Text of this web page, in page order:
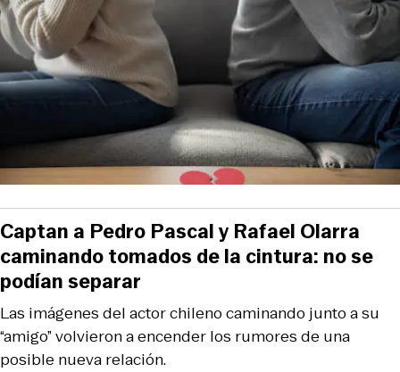
Las imágenes del actor chileno caminando junto a su
“amigo” volvieron a encender los rumores de una
posible nueva relación.
Captan a Pedro Pascal y Rafael Olarra
caminando tomados de la cintura: no se
podían separar